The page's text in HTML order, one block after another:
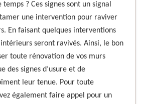
? Ces signes sont un signal
une intervention pour raviver
En faisant quelques interventions
seront ravivés. Ainsi, le bon
toute rénovation de vos murs
des signes d’usure et de
leur tenue. Pour toute
également faire appel pour un